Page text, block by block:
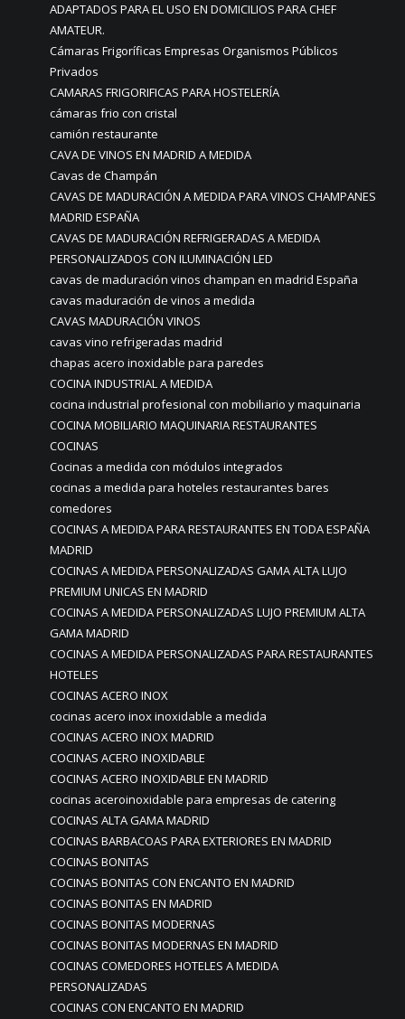
ADAPTADOS PARA EL USO EN DOMICILIOS PARA CHEF
AMATEUR.
Cámaras Frigoríficas Empresas Organismos Públicos
Privados
CAMARAS FRIGORIFICAS PARA HOSTELERÍA
cámaras frio con cristal
camión restaurante
CAVA DE VINOS EN MADRID A MEDIDA
Cavas de Champán
CAVAS DE MADURACIÓN A MEDIDA PARA VINOS CHAMPANES
MADRID ESPAÑA
CAVAS DE MADURACIÓN REFRIGERADAS A MEDIDA
PERSONALIZADOS CON ILUMINACIÓN LED
cavas de maduración vinos champan en madrid España
cavas maduración de vinos a medida
CAVAS MADURACIÓN VINOS
cavas vino refrigeradas madrid
chapas acero inoxidable para paredes
COCINA INDUSTRIAL A MEDIDA
cocina industrial profesional con mobiliario y maquinaria
COCINA MOBILIARIO MAQUINARIA RESTAURANTES
COCINAS
Cocinas a medida con módulos integrados
cocinas a medida para hoteles restaurantes bares
comedores
COCINAS A MEDIDA PARA RESTAURANTES EN TODA ESPAÑA
MADRID
COCINAS A MEDIDA PERSONALIZADAS GAMA ALTA LUJO
PREMIUM UNICAS EN MADRID
COCINAS A MEDIDA PERSONALIZADAS LUJO PREMIUM ALTA
GAMA MADRID
COCINAS A MEDIDA PERSONALIZADAS PARA RESTAURANTES
HOTELES
COCINAS ACERO INOX
cocinas acero inox inoxidable a medida
COCINAS ACERO INOX MADRID
COCINAS ACERO INOXIDABLE
COCINAS ACERO INOXIDABLE EN MADRID
cocinas aceroinoxidable para empresas de catering
COCINAS ALTA GAMA MADRID
COCINAS BARBACOAS PARA EXTERIORES EN MADRID
COCINAS BONITAS
COCINAS BONITAS CON ENCANTO EN MADRID
COCINAS BONITAS EN MADRID
COCINAS BONITAS MODERNAS
COCINAS BONITAS MODERNAS EN MADRID
COCINAS COMEDORES HOTELES A MEDIDA
PERSONALIZADAS
COCINAS CON ENCANTO EN MADRID